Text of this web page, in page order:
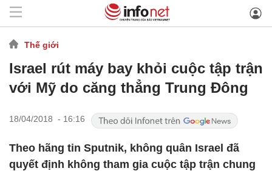
Thế giới
Israel rút máy bay khỏi cuộc tập trận
với Mỹ do căng thẳng Trung Đông
18/04/2018 - 16:16
Theo hãng tin Sputnik, không quân Israel đã
quyết định không tham gia cuộc tập trận chung